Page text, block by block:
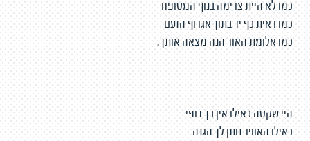
כמו לא היית צרימה בנוף המטופח
כמו ראית כף יד בתוך אגרוף הזעם
כמו אלומת האור הנה מצאה אותך.
היי שקטה כאילו אין בך דופי
כאילו האוויר נותן לך הגנה